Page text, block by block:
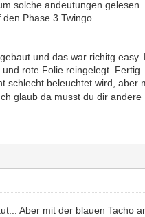
solche andeutungen
Phase 3 Twingo.
und das war richitg
rote Folie reingelegt.
schlecht beleuchtet wird, aber
glaub da musst du dir
Aber mit der blauen Tacho